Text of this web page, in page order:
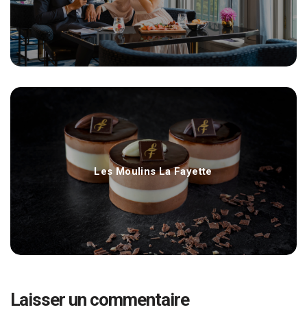
Les Moulins La Fayette
Laisser un commentaire